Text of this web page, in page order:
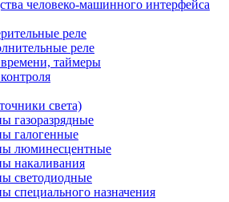
человеко-машинного интерфейса
реле
реле
таймеры
света)
газоразрядные
галогенные
люминесцентные
накаливания
светодиодные
специального назначения